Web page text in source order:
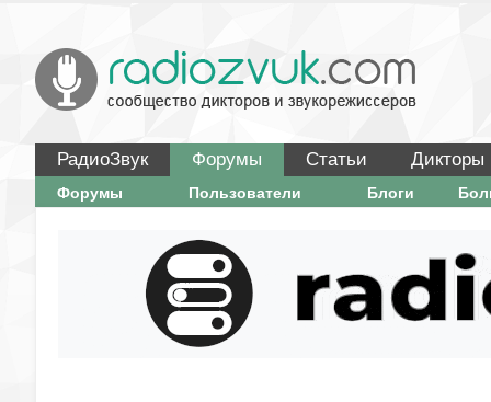
РадиоЗвук Форумы Статьи Дикторы
Форумы Пользователи Блоги